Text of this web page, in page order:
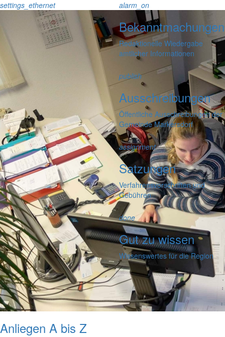
settings_ethernet
Anliegen A bis Z
alarm_on
Bekanntmachungen
Redaktionelle Wiedergabe
amtlicher Informationen
publish
Ausschreibungen
Öffentliche Ausschreibungen der
Gemeinde Markersdorf
assignment
Satzungen
Verfahrensvorschriften und
Gebühren
done
Gut zu wissen
Wissenswertes für die Region